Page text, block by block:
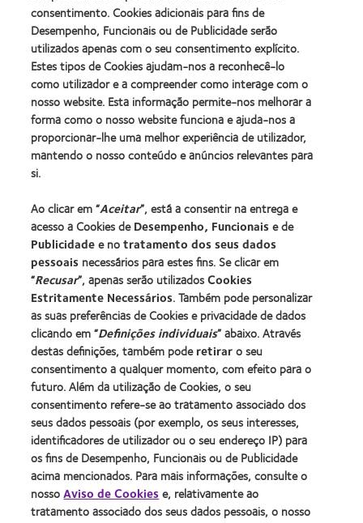
Award
(2012)
100®
Global
Award
(2012)
da
Industria
da
BCLA
Os nossos produtos
Tecnologia de lentes de contacto
Encontre as suas lentes
Procurar um centro
Lentes de contacto e a visão
Novo utilizador
Utilizador experiente
Blog
Sobre a CooperVision
Carreiras na CooperVision
Centro de Notícias
Contacte-nos
Legal
Política de privacidade
consentimento. Cookies adicionais para fins de
Desempenho, Funcionais ou de Publicidade serão
utilizados apenas com o seu consentimento explícito.
Estes tipos de Cookies ajudam-nos a reconhecê-lo
como utilizador e a compreender como interage com o
nosso website. Esta informação permite-nos melhorar a
forma como o nosso website funciona e ajuda-nos a
proporcionar-lhe uma melhor experiência de utilizador,
mantendo o nosso conteúdo e anúncios relevantes para
si.
Ao clicar em “Aceitar”, está a consentir na entrega e
acesso a Cookies deDesempenho, Funcionaise de
Publicidadee notratamento dos seus dados
pessoais necessários para estes fins. Se clicar em
“Recusar”, apenas serão utilizadosCookies
Estritamente Necessários. Também pode personalizar
as suas preferências de Cookies e privacidade de dados
clicando em “Definições individuais” abaixo. Através
destas definições, também poderetiraro seu
consentimento a qualquer momento, com efeito para o
futuro. Além da utilização de Cookies, o seu
consentimento refere-se ao tratamento associado dos
seus dados pessoais (por exemplo, os seus interesses,
identificadores de utilizador ou o seu endereço IP) para
os fins de Desempenho, Funcionais ou de Publicidade
acima mencionados. Para mais informações, consulte o
nossoAviso de Cookiese, relativamente ao
tratamento associado dos seus dados pessoais, o nosso